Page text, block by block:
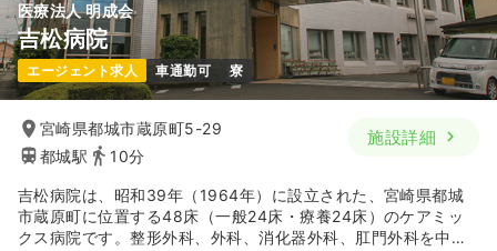
医療法人 明成会
吉松病院
エージェント求人 車通勤可 寮
宮崎県都城市蔵原町5-29
都城駅
10分
施設詳細
吉松病院は、昭和39年（1964年）に設立された、宮崎県都城
市蔵原町に位置する48床（一般24床・療養24床）のケアミッ
クス病院です。整形外科、外科、消化器外科、肛門外科を中心